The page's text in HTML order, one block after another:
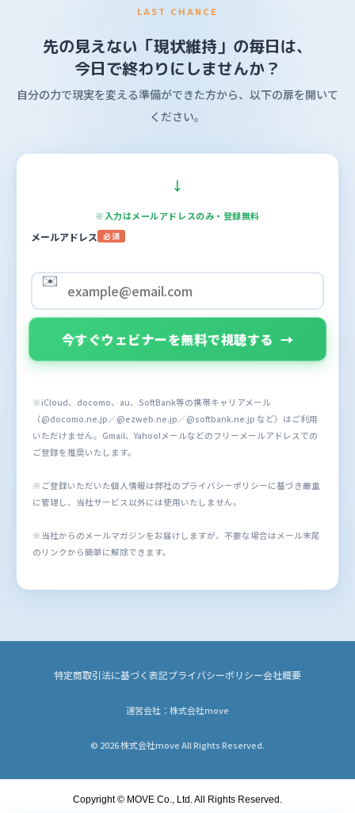
LAST CHANCE
先の見えない「現状維持」の毎日は、
今日で終わりにしませんか？
自分の力で現実を変える準備ができた方から、以下の扉を開いて
ください。
↓
※入力はメールアドレスのみ・登録無料
メールアドレス 必須
✉️
今すぐウェビナーを無料で視聴する →
※iCloud、docomo、au、SoftBank等の携帯キャリアメール
（@docomo.ne.jp／@ezweb.ne.jp／@softbank.ne.jp など）はご利用
いただけません。Gmail、Yahoo!メールなどのフリーメールアドレスでの
ご登録を推奨いたします。
※ご登録いただいた個人情報は弊社のプライバシーポリシーに基づき厳重
に管理し、当社サービス以外には使用いたしません。
※当社からのメールマガジンをお届けしますが、不要な場合はメール末尾
のリンクから簡単に解除できます。
特定商取引法に基づく表記プライバシーポリシー会社概要
運営会社：株式会社move
© 2026 株式会社move All Rights Reserved.
Copyright © MOVE Co., Ltd. All Rights Reserved.